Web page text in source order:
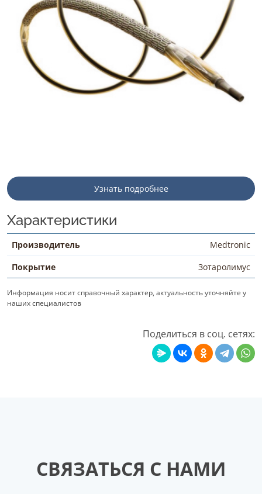
Узнать подробнее
Характеристики
Производитель
Medtronic
Покрытие
Зотаролимус
Информация носит справочный характер, актуальность уточняйте у
наших специалистов
Поделиться в соц. сетях:
СВЯЗАТЬСЯ С НАМИ